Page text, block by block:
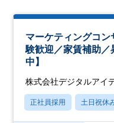
マーケティングコ
験歓迎／家賃補助
中】
株式会社デジタルアイ
正社員採用 土日祝休